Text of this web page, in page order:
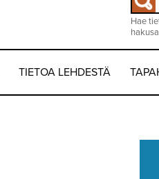
Valitse
kieli:
Hae
TIETOA LEHDESTÄ